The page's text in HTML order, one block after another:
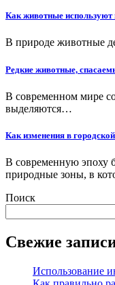
Как животные используют
В природе животные
Редкие животные,
В современном мире
выделяются…
Как изменения в
В современную эпоху
природные зоны, в
Поиск
Свежие
Использование